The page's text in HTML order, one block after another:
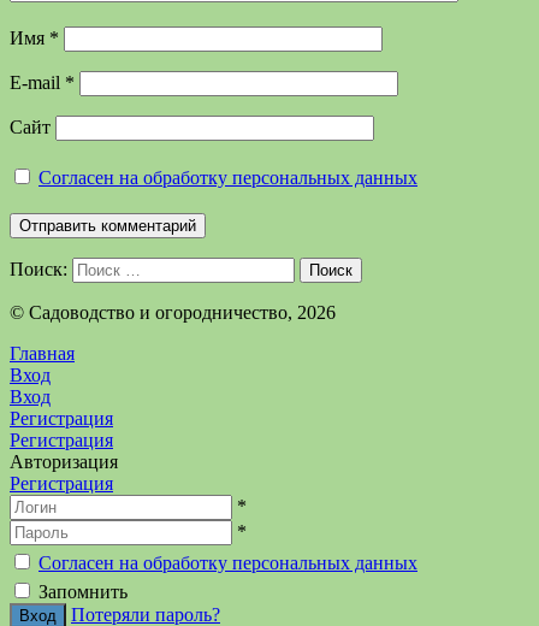
Имя *
E-mail *
Сайт
Согласен на обработку персональных данных
Поиск: Поиск
©️ Садоводство и огородничество, 2026
Главная
Вход
Вход
Регистрация
Регистрация
Авторизация
Регистрация
*
*
Согласен на обработку персональных данных
Запомнить
Потеряли пароль?